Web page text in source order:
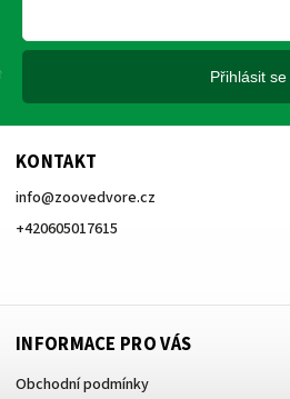
KONTAKT
info@zoovedvore.cz
+420605017615
INFORMACE PRO VÁS
Obchodní podmínky
Přihlásit se